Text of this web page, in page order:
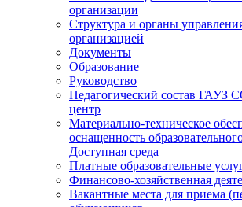
организации
Структура и органы
организацией
Документы
Образование
Руководство
Педагогический состав
центр
Материально-техническое
оснащенность
Доступная среда
Платные образовательные
Финансово-хозяйственная
Вакантные места для приема